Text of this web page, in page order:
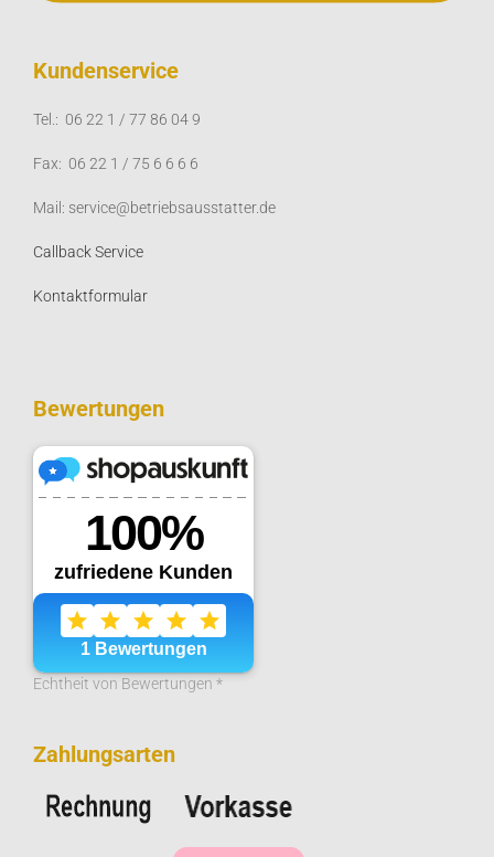
Kundenservice
Tel.: 06 22 1 / 77 86 04 9
Fax: 06 22 1 / 75 6 6 6 6
Mail: service@betriebsausstatter.de
Callback Service
Kontaktformular
Bewertungen
Echtheit von Bewertungen *
Zahlungsarten